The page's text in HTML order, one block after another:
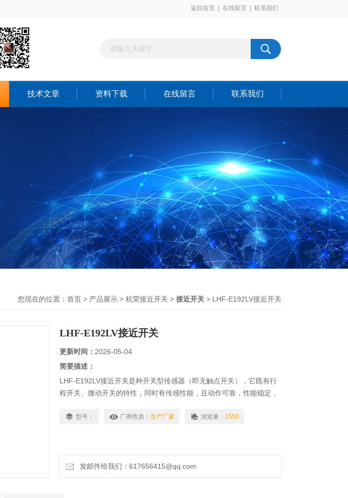
返回首页 在线留言 联系我们
技术文章 资料下载 在线留言 联系我们
您现在的位置： 首页 > 产品展示 > 杭荣接近开关 > 接近开关 > LHF-E192LV接近开关
LHF-E192LV接近开关
更新时间： 2026-05-04
简要描述：
LHF-E192LV接近开关是种开关型传感器（即无触点开关），它既有行
程开关、微动开关的特性，同时有传感性能，且动作可靠，性能稳定，
产品有电感式、电容式、霍尔式、交、直流型。
型号： 厂商性质： 生产厂家 浏览量： 1550
发邮件给我们：617656415@qq.com